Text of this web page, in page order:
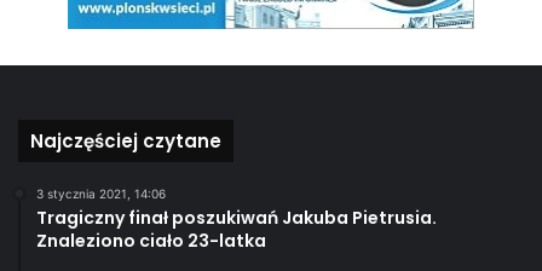
Najczęściej czytane
3 stycznia 2021, 14:06
Tragiczny finał poszukiwań Jakuba Pietrusia.
Znaleziono ciało 23-latka